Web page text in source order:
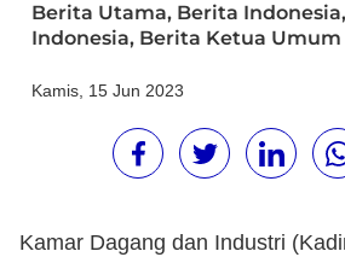
Berita Utama, Berita Indonesia,
Indonesia, Berita Ketua Umum
Kamis, 15 Jun 2023
Kamar Dagang dan Industri